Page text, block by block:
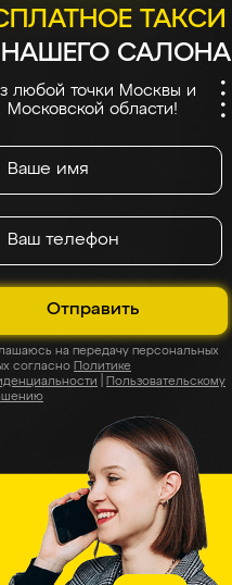
ТАКСИ
САЛОНА
любой точки Москвы и
Московской области!
Отправить
на передачу персональных
согласно Политике
Пользовательскому